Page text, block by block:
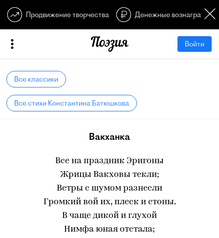
Продвижение творчества Денежные
Войти
Все классики
Все стихи Константина Батюшкова
Вакханка
Все на праздник Эригоны
Жрицы Вакховы текли;
Ветры с шумом разнесли
Громкий вой их, плеск и стоны.
В чаще дикой и глухой
Нимфа юная отстала;